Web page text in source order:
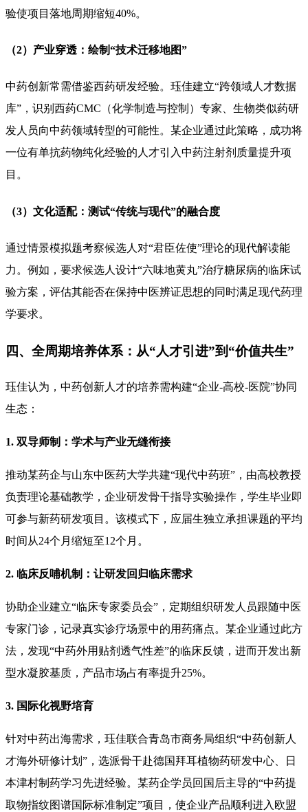
验使项目落地周期缩短40%。
（2）产业穿透：绘制“技术迁移地图”
中药创新常需借鉴西药研发经验。珏佳建立“跨领域人才数据
库”，识别西药CMC（化学制造与控制）专家、生物类似药研
发人员向中药领域转型的可能性。某企业通过此策略，成功将
一位有单抗药物纯化经验的人才引入中药注射剂质量提升项
目。
（3）文化适配：测试“传统与现代”的融合度
通过情景模拟题考察候选人对“君臣佐使”理论的现代解读能
力。例如，要求候选人设计“六味地黄丸”治疗糖尿病的临床试
验方案，评估其能否在保持中医辨证思想的同时满足现代药理
学要求。
四、全周期培养体系：从“人才引进”到“价值共生”
珏佳认为，中药创新人才的培养需构建“企业-高校-医院”协同
生态：
1. 双导师制：学术与产业无缝衔接
推动某药企与山东中医药大学共建“现代中药班”，由高校教授
负责理论基础教学，企业研发骨干指导实验操作，学生毕业即
可参与新药研发项目。该模式下，应届生独立承担课题的平均
时间从24个月缩短至12个月。
2. 临床反哺机制：让研发回归临床需求
协助企业建立“临床专家委员会”，定期组织研发人员跟随中医
专家门诊，记录真实诊疗场景中的用药痛点。某企业通过此方
法，发现“中药外用贴剂透气性差”的临床反馈，进而开发出新
型水凝胶基质，产品市场占有率提升25%。
3. 国际化视野培育
针对中药出海需求，珏佳联合青岛市商务局组织“中药创新人
才海外研修计划”，选派骨干赴德国拜耳植物药研发中心、日
本津村制药学习先进经验。某药企学员回国后主导的“中药提
取物指纹图谱国际标准制定”项目，使企业产品顺利进入欧盟